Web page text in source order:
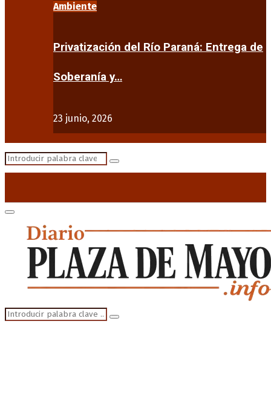
Ambiente
Privatización del Río Paraná: Entrega de
Soberanía y…
23 junio, 2026
Search
Search
Primary
Menu
Search
for:
Search